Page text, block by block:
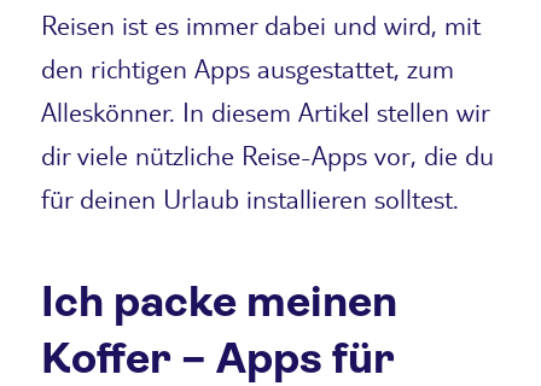
Reisen ist es immer dabei und wird, mit
den richtigen Apps ausgestattet, zum
Alleskönner. In diesem Artikel stellen wir
dir viele nützliche Reise-Apps vor, die du
für deinen Urlaub installieren solltest.
Ich packe meinen
Koffer – Apps für